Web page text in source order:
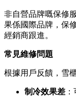
非自營品牌嘅保修
果係國際品牌，保
經銷商跟進。
常見維修問題
根據用戶反饋，雪
制冷效果差